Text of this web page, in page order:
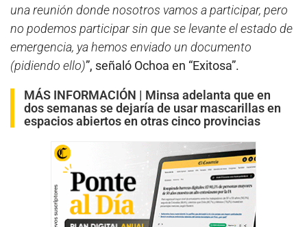
una reunión donde nosotros vamos a participar, pero
no podemos participar sin que se levante el estado de
emergencia, ya hemos enviado un documento
(pidiendo ello)”, señaló Ochoa en “Exitosa”.
MÁS INFORMACIÓN | Minsa adelanta que en
dos semanas se dejaría de usar mascarillas en
espacios abiertos en otras cinco provincias